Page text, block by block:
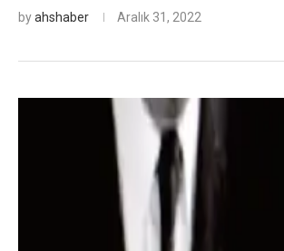
byahshaber Aralık 31, 2022